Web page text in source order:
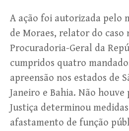
A ação foi autorizada pelo
de Moraes, relator do caso
Procuradoria-Geral da
cumpridos quatro
apreensão nos estados de
Janeiro e Bahia. Não houve
Justiça determinou
afastamento de função